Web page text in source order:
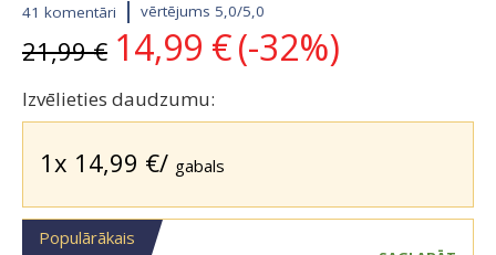
41 komentāri vērtējums 5,0/5,0
21,99€ Original
price
was:
21,99 €.
14,99 € Current
price
14,99 €.
(-32%)
Izvēlieties daudzumu:
1x 14,99 €/ gabals
Populārākais